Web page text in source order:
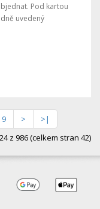
Pod kartou
uvedený
9 >
>|
z 986 (celkem stran 42)